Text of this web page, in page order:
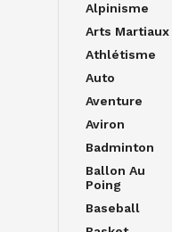
Alpinisme
Arts Martiaux
Athlétisme
Auto
Aventure
Aviron
Badminton
Ballon Au
Poing
Baseball